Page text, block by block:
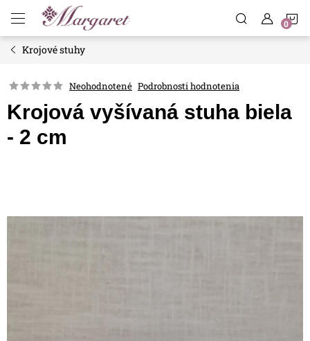
obsah
Krojové stuhy
Neohodnotené Podrobnosti hodnotenia
Krojová vyšívaná stuha biela
- 2 cm